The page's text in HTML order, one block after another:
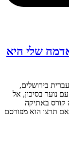
שלי היא
בירושלים,
נוער בסיכון, אל
קורס באתיקה
תרצו הוא מפורסם